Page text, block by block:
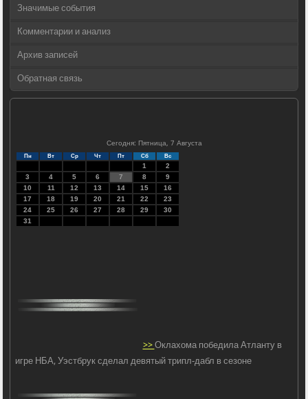
Значимые события
Комментарии и анализ
Архив записей
Обратная связь
Сегодня: Пятница, 7 Августа
Пн Вт Ср Чт Пт Сб Вс
1
2
3
4 5 6 7 8
9
10
11 12 13 14 15
16
17
18 19 20 21 22
23
24
25 26 27 28 29
30
31
>>Оклахома победила Атланту в
игре НБА, Уэстбрук сделал девятый трипл-дабл в сезоне